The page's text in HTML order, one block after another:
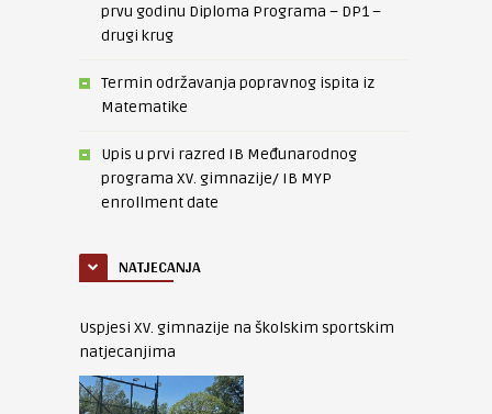
prvu godinu Diploma Programa – DP1 –
drugi krug
Termin održavanja popravnog ispita iz
Matematike
Upis u prvi razred IB Međunarodnog
programa XV. gimnazije/ IB MYP
enrollment date
NATJECANJA
Uspjesi XV. gimnazije na školskim sportskim
natjecanjima